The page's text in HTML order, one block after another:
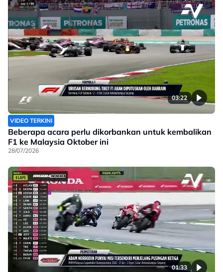
03:22
VIDEO TERKINI
Beberapa acara perlu dikorbankan untuk kembalikan
F1 ke Malaysia Oktober ini
28/07/2026
01:33